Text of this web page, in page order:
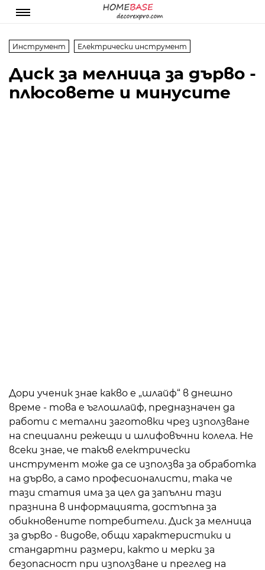
Инструмент Електрически инструмент
Диск за мелница за дърво -
плюсовете и минусите
Дори ученик знае какво е „шлайф“ в днешно
време - това е ъглошлайф, предназначен да
работи с метални заготовки чрез използване
на специални режещи и шлифовъчни колела. Не
всеки знае, че такъв електрически
инструмент може да се използва за обработка
на дърво, а само професионалисти, така че
тази статия има за цел да запълни тази
празнина в информацията, достъпна за
обикновените потребители. Диск за мелница
за дърво - видове, общи характеристики и
стандартни размери, както и мерки за
безопасност при използване и преглед на